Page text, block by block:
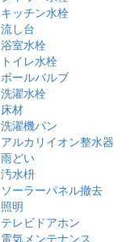
キッチン水栓
流し台
浴室水栓
トイレ水栓
ボールバルブ
洗濯水栓
床材
洗濯機パン
アルカリイオン整水器
雨どい
汚水枡
ソーラーパネル撤去
照明
テレビドアホン
電気メンテナンス